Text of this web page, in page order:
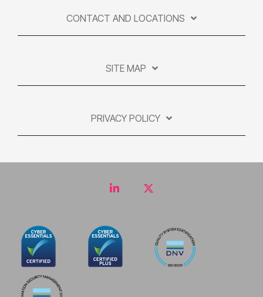
CONTACT AND LOCATIONS
SITE MAP
PRIVACY POLICY
LinkedIn